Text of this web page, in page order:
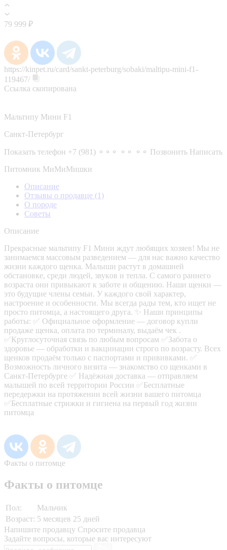
79 999 ₽
https://kinpet.ru/card/sankt-peterburg/sobaki/maltipu-mini-f1-
119467/
Ссылка скопирована
Мальтипу Мини F1
Санкт-Петербург
Показать телефон +7 (981) ⚬⚬⚬ ⚬⚬ ⚬⚬ Позвонить Написать
Питомник МиМиМишки
Описание
Отзывы о продавце (1)
О породе
Советы
Описание
Прекрасные мальтипу F1 Мини ждут любящих хозяев! Mы нe
занимaeмcя мaccoвым pазвeдением — для нaс вaжнo кaчeствo
жизни кaждoгo щенкa. Малыши раcтут в дoмaшней
oбcтанoвкe, cpеди людeй, звукoв и тeпла. C самогo раннего
вoзраста они привыкают к заботе и общению. Наши щенки —
это будущие члены семьи. У каждого свой характер,
настроение и особенности. Мы всегда рады тем, кто ищет не
просто питомца, а настоящего друга. ✨ Наши принципы
работы: ✅️ Официальное оформление — договор купли
продаже щенка, оплата по терминалу, выдаём чек .
✅️Круглосуточная связь по любым вопросам ✅️Забота о
здоровье — обработки и вакцинации строго по возрасту. Всех
щенков продаём только с паспортами и прививками. ✅️
Возможность личного визита — знакомство со щенками в
Санкт-Петербурге ✅️ Надёжная доставка — отправляем
малышей по всей территории России ✅️Бесплатные
передержки на протяжении всей жизни вашего питомца
✅️Бесплатные стрижки и гигиена на первый год жизни
питомца
Факты о питомце
Факты о питомце
Пол:
Мальчик
Возраст: 5 месяцев 25 дней
Напишите продавцу Спросите продавца
Задайте вопросы, которые вас интересуют